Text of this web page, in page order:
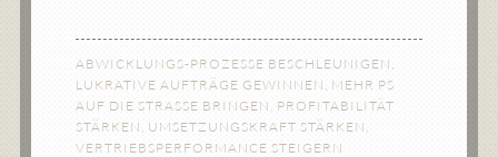
ABWICKLUNGS-PROZESSE BESCHLEUNIGEN ,
LUKRATIVE AUFTRÄGE GEWINNEN , MEHR PS
AUF DIE STRASSE BRINGEN
, PROFITABILITÄT
STÄRKEN , UMSETZUNGSKRAFT STÄRKEN ,
VERTRIEBSPERFORMANCE STEIGERN